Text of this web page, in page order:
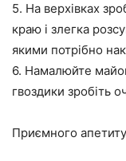
5. На верхівках
краю і злегка
якими потрібно
6. Намалюйте
гвоздики зробіть
Приємного